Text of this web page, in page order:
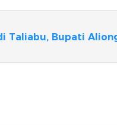
Taliabu, Bupati